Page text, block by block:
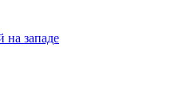
на западе